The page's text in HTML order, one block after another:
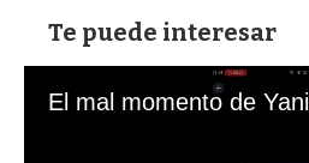
Te puede interesar